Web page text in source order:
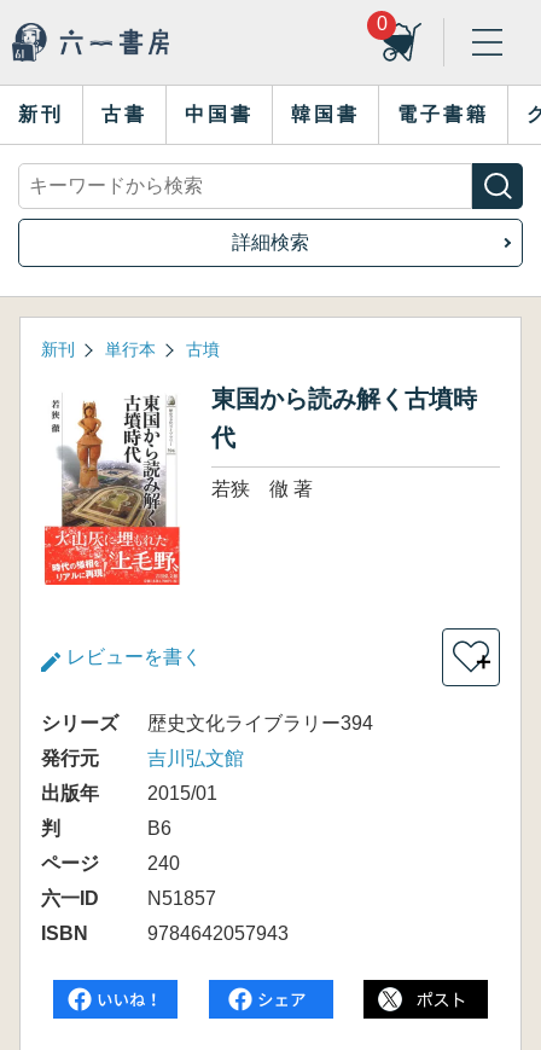
0
新刊 古書 中国書 韓国書 電子書籍
詳細検索
新刊 単行本 古墳
東国から読み解く古墳時
代
若狭 徹 著
レビューを書く ＋
シリーズ
歴史文化ライブラリー394
発行元
吉川弘文館
出版年
2015/01
判
B6
ページ
240
六一ID
N51857
ISBN
9784642057943